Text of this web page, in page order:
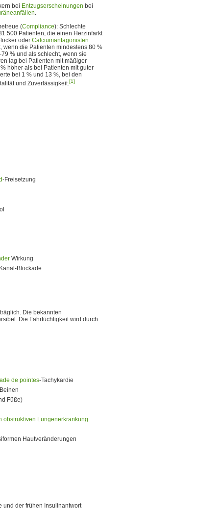
bei Entzugserscheinungen bei
.
(Compliance): Schlechte
Patienten, die einen Herzinfarkt
oder Calciumantagonisten
wenn die Patienten mindestens 80 %
% und als schlecht, wenn sie
lag bei Patienten mit mäßiger
höher als bei Patienten mit guter
bei 1 % und 13 %, bei den
und Zuverlässigkeit.[1]
-Freisetzung
Wirkung
Blockade
Die bekannten
Die Fahrtüchtigkeit wird durch
de pointes-Tachykardie
Füße)
obstruktiven Lungenerkrankung
Hautveränderungen
und der frühen Insulinantwort